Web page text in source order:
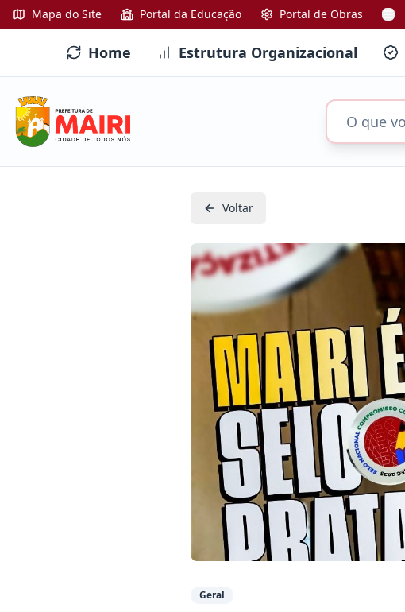
Mapa do Site Portal da Educação Portal de Obras
Home Estrutura Organizacional
Voltar
Geral